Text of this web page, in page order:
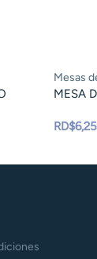
Mesas
MESA
RD$